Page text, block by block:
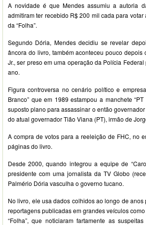
A novidade é que Mendes assumiu a autoria
admitiram ter recebido R$ 200 mil cada para
da “Folha”.
Segundo Dória, Mendes decidiu se revelar
âncora do livro, também aconteceu pouco
Jr., ser preso em uma operação da Polícia
ano.
Figura controversa no cenário político e
Branco” que em 1989 estampou a manchete
suposto plano para assassinar o então
do atual governador Tião Viana (PT), irmão de
A compra de votos para a reeleição de FHC, no
páginas do livro.
Desde 2000, quando integrou a equipe de
presidente com uma jornalista da TV Globo
Palmério Dória vasculha o governo tucano.
No livro, ele usa dados colhidos ao longo de
reportagens publicadas em grandes veículos como
“Folha”, que noticiaram fartamente as